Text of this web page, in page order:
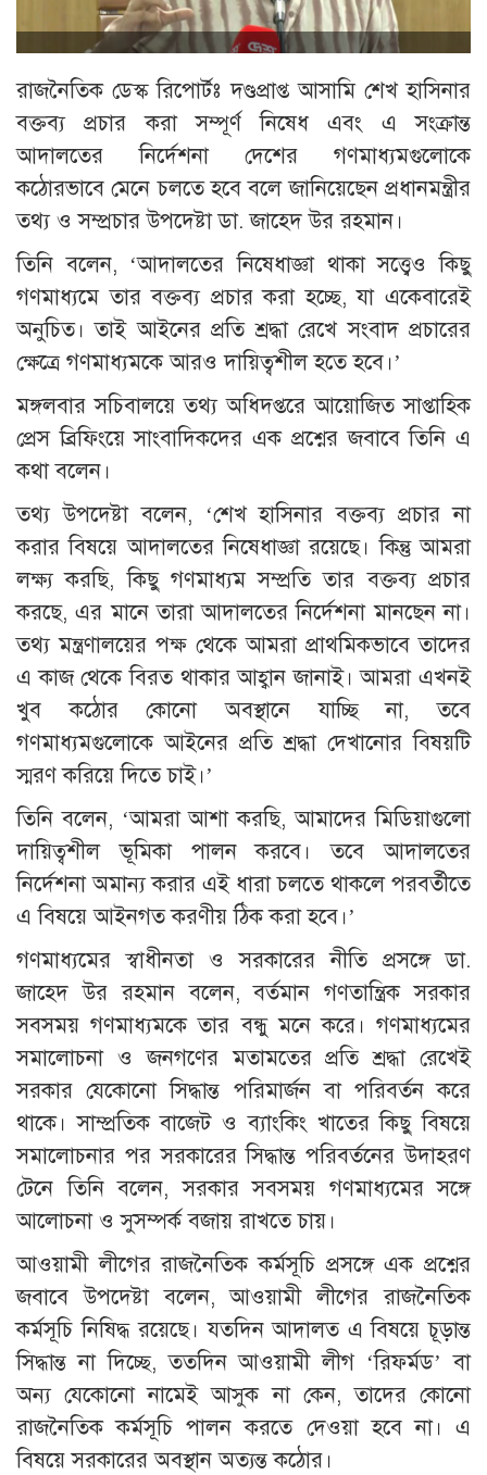
রাজনৈতিক ডেস্ক রিপোর্টঃ দণ্ডপ্রাপ্ত আসামি শেখ হাসিনার
বক্তব্য প্রচার করা সম্পূর্ণ নিষেধ এবং এ সংক্রান্ত
আদালতের নির্দেশনা দেশের গণমাধ্যমগুলোকে
কঠোরভাবে মেনে চলতে হবে বলে জানিয়েছেন প্রধানমন্ত্রীর
তথ্য ও সম্প্রচার উপদেষ্টা ডা. জাহেদ উর রহমান।
তিনি বলেন, ‘আদালতের নিষেধাজ্ঞা থাকা সত্ত্বেও কিছু
গণমাধ্যমে তার বক্তব্য প্রচার করা হচ্ছে, যা একেবারেই
অনুচিত। তাই আইনের প্রতি শ্রদ্ধা রেখে সংবাদ প্রচারের
ক্ষেত্রে গণমাধ্যমকে আরও দায়িত্বশীল হতে হবে।’
মঙ্গলবার সচিবালয়ে তথ্য অধিদপ্তরে আয়োজিত সাপ্তাহিক
প্রেস ব্রিফিংয়ে সাংবাদিকদের এক প্রশ্নের জবাবে তিনি এ
কথা বলেন।
তথ্য উপদেষ্টা বলেন, ‘শেখ হাসিনার বক্তব্য প্রচার না
করার বিষয়ে আদালতের নিষেধাজ্ঞা রয়েছে। কিন্তু আমরা
লক্ষ্য করছি, কিছু গণমাধ্যম সম্প্রতি তার বক্তব্য প্রচার
করছে, এর মানে তারা আদালতের নির্দেশনা মানছেন না।
তথ্য মন্ত্রণালয়ের পক্ষ থেকে আমরা প্রাথমিকভাবে তাদের
এ কাজ থেকে বিরত থাকার আহ্বান জানাই। আমরা এখনই
খুব কঠোর কোনো অবস্থানে যাচ্ছি না, তবে
গণমাধ্যমগুলোকে আইনের প্রতি শ্রদ্ধা দেখানোর বিষয়টি
স্মরণ করিয়ে দিতে চাই।’
তিনি বলেন, ‘আমরা আশা করছি, আমাদের মিডিয়াগুলো
দায়িত্বশীল ভূমিকা পালন করবে। তবে আদালতের
নির্দেশনা অমান্য করার এই ধারা চলতে থাকলে পরবর্তীতে
এ বিষয়ে আইনগত করণীয় ঠিক করা হবে।’
গণমাধ্যমের স্বাধীনতা ও সরকারের নীতি প্রসঙ্গে ডা.
জাহেদ উর রহমান বলেন, বর্তমান গণতান্ত্রিক সরকার
সবসময় গণমাধ্যমকে তার বন্ধু মনে করে। গণমাধ্যমের
সমালোচনা ও জনগণের মতামতের প্রতি শ্রদ্ধা রেখেই
সরকার যেকোনো সিদ্ধান্ত পরিমার্জন বা পরিবর্তন করে
থাকে। সাম্প্রতিক বাজেট ও ব্যাংকিং খাতের কিছু বিষয়ে
সমালোচনার পর সরকারের সিদ্ধান্ত পরিবর্তনের উদাহরণ
টেনে তিনি বলেন, সরকার সবসময় গণমাধ্যমের সঙ্গে
আলোচনা ও সুসম্পর্ক বজায় রাখতে চায়।
আওয়ামী লীগের রাজনৈতিক কর্মসূচি প্রসঙ্গে এক প্রশ্নের
জবাবে উপদেষ্টা বলেন, আওয়ামী লীগের রাজনৈতিক
কর্মসূচি নিষিদ্ধ রয়েছে। যতদিন আদালত এ বিষয়ে চূড়ান্ত
সিদ্ধান্ত না দিচ্ছে, ততদিন আওয়ামী লীগ ‘রিফর্মড’ বা
অন্য যেকোনো নামেই আসুক না কেন, তাদের কোনো
রাজনৈতিক কর্মসূচি পালন করতে দেওয়া হবে না। এ
বিষয়ে সরকারের অবস্থান অত্যন্ত কঠোর।